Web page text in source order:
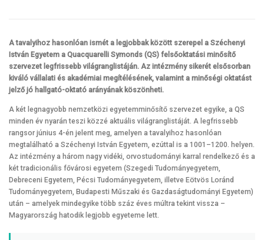
A tavalyihoz hasonlóan ismét a legjobbak között szerepel a Széchenyi
István Egyetem a Quacquarelli Symonds (QS) felsőoktatási minősítő
szervezet legfrissebb világranglistáján. Az intézmény sikerét elsősorban
kiváló vállalati és akadémiai megítélésének, valamint a minőségi oktatást
jelző jó hallgató-oktató arányának köszönheti.
A két legnagyobb nemzetközi egyetemminősítő szervezet egyike, a QS
minden év nyarán teszi közzé aktuális világranglistáját. A legfrissebb
rangsor június 4-én jelent meg, amelyen a tavalyihoz hasonlóan
megtalálható a Széchenyi István Egyetem, ezúttal is a 1001–1200. helyen.
Az intézmény a három nagy vidéki, orvostudományi karral rendelkező és a
két tradicionális fővárosi egyetem (Szegedi Tudományegyetem,
Debreceni Egyetem, Pécsi Tudományegyetem, illetve Eötvös Loránd
Tudományegyetem, Budapesti Műszaki és Gazdaságtudományi Egyetem)
után – amelyek mindegyike több száz éves múltra tekint vissza –
Magyarország hatodik legjobb egyeteme lett.